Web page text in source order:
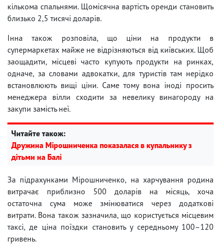
кількома спальнями. Щомісячна вартість оренди становить
близько 2,5 тисячі доларів.
Інна також розповіла, що ціни на продукти в
супермаркетах майже не відрізняються від київських. Щоб
заощадити, місцеві часто купують продукти на ринках,
одначе, за словами адвокатки, для туристів там нерідко
встановлюють вищі ціни. Саме тому вона іноді просить
менеджера вілли сходити за невелику винагороду на
закупи замість неї.
Читайте також:
Дружина Мірошниченка показалася в купальнику з
дітьми на Балі
За підрахунками Мірошниченко, на харчування родина
витрачає приблизно 500 доларів на місяць, хоча
остаточна сума може змінюватися через додаткові
витрати. Вона також зазначила, що користується місцевим
таксі, де ціна поїздки становить у середньому 100–120
гривень.